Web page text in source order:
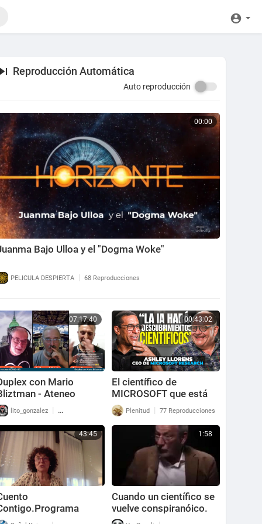
Reproducción Automática
Auto reproducción
00:00
Bajo Ulloa y el "Dogma Woke"
PELICULA DESPIERTA | 68 Reproducciones
07:17:40
con Mario
- Ateneo
¿Qué
realmente las
COVID-19?
lito_gonzalez | 60 Reproducciones
00:43:02
El científico de
MICROSOFT que está
enseñando a la IA los
CÓDIGOS de la
NATURALEZA
Plenitud | 77 Reproducciones
43:45
Lakhovsky:El
1:58
Cuando un científico se
vuelve conspiranóico.